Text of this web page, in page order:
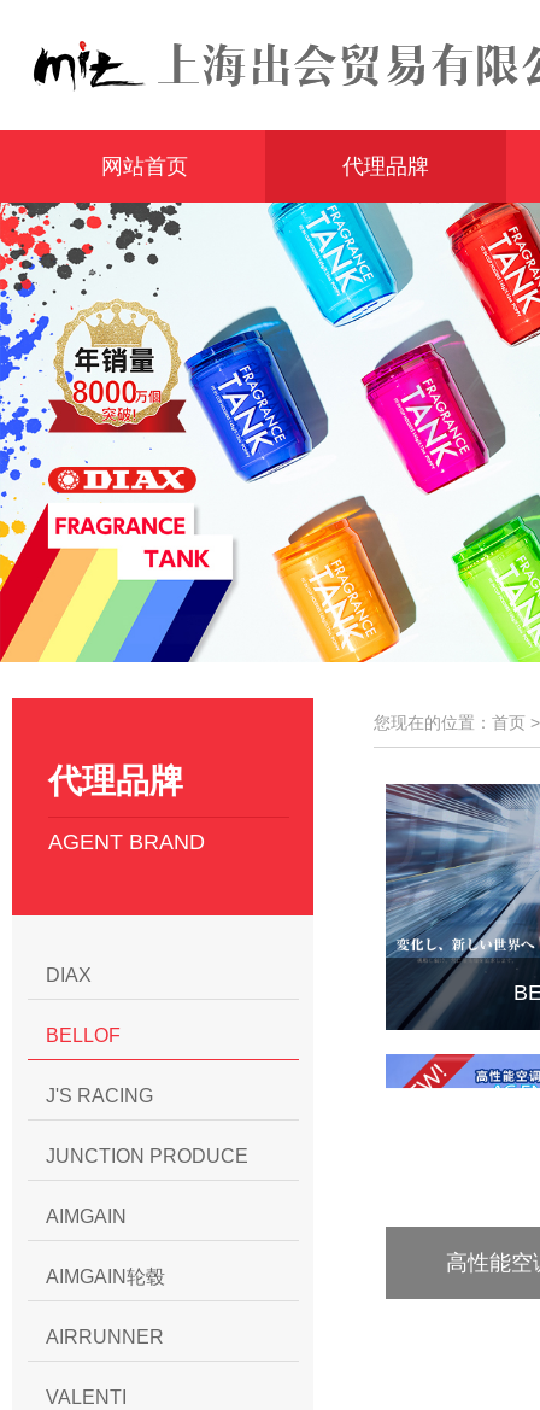
网站首页 代理品牌
代理品牌
AGENT BRAND
DIAX
BELLOF
J'S RACING
JUNCTION PRODUCE
AIMGAIN
AIMGAIN轮毂
AIRRUNNER
VALENTI
您现在的位置：首页
高性能空